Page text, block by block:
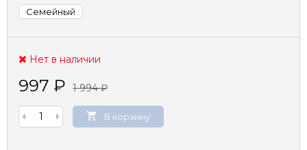
Семейный
Нет в наличии
997 ₽ 1 994₽
В корзину